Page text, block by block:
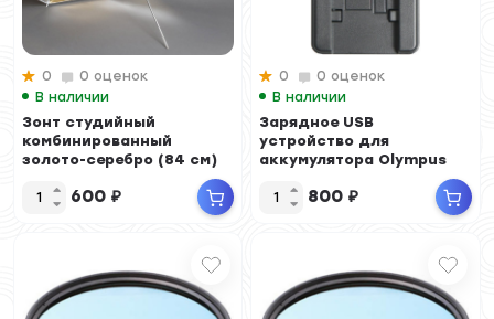
0
0 оценок
В наличии
Зонт студийный
комбинированный
золото-серебро (84 см)
600 ₽
0
0 оценок
В наличии
Зарядное USB
устройство для
аккумулятора Olympus
800 ₽